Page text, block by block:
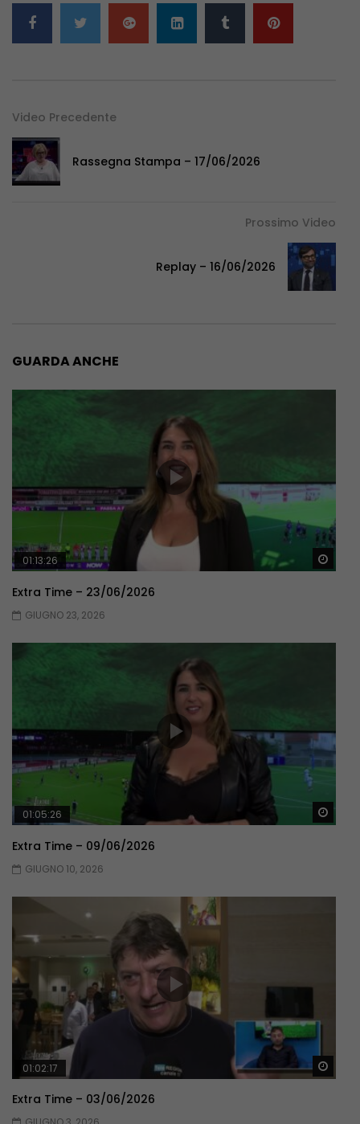
Video Precedente
Rassegna Stampa – 17/06/2026
Prossimo Video
Replay – 16/06/2026
GUARDA ANCHE
01:13:26
Extra Time – 23/06/2026
GIUGNO 23, 2026
01:05:26
Extra Time – 09/06/2026
GIUGNO 10, 2026
01:02:17
Extra Time – 03/06/2026